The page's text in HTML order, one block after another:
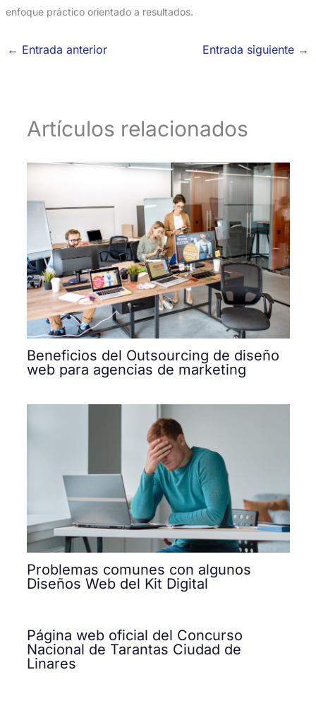
enfoque práctico orientado a resultados.
← Entrada anterior Entrada siguiente →
Artículos relacionados
Beneficios del Outsourcing de diseño
web para agencias de marketing
Problemas comunes con algunos
Diseños Web del Kit Digital
Página web oficial del Concurso
Nacional de Tarantas Ciudad de
Linares